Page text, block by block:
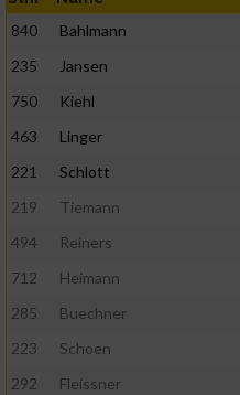
840 Bahlmann
235
Jansen
750
Kiehl
463
Linger
221
Schlott
219
Tiemann
494
Reiners
712
Heimann
285
Buechner
223
Schoen
292
Fleissner